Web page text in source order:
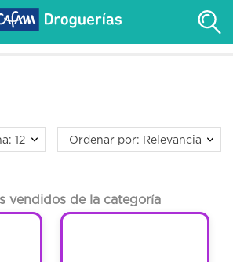
12 Ordenar por: Relevancia
vendidos de la categoría